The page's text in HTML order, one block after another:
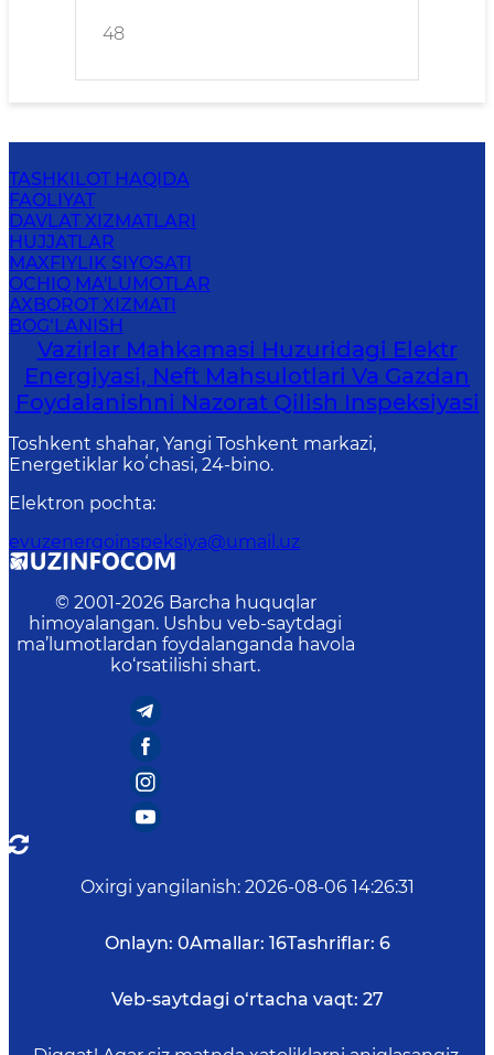
48
TASHKILOT HAQIDA
FAOLIYAT
DAVLAT XIZMATLARI
HUJJATLAR
MAXFIYLIK SIYOSATI
OCHIQ MA'LUMOTLAR
AXBOROT XIZMATI
BOG‘LANISH
Vazirlar Mahkamasi Huzuridagi Elektr
Energiyasi, Neft Mahsulotlari Va Gazdan
Foydalanishni Nazorat Qilish Inspeksiyasi
Toshkent shahar, Yangi Toshkent markazi,
Energetiklar koʻchasi, 24-bino.
Elektron pochta:
evuzenergoinspeksiya@umail.uz
© 2001-2026 Barcha huquqlar
himoyalangan. Ushbu veb-saytdagi
ma’lumotlardan foydalanganda havola
ko‘rsatilishi shart.
Oxirgi yangilanish: 2026-08-06 14:26:31
Onlayn: 0Amallar: 16Tashriflar: 6
Veb-saytdagi o‘rtacha vaqt: 27